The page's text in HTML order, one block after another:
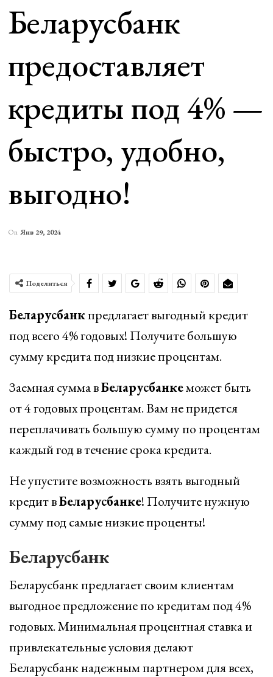
Беларусбанк
предоставляет
кредиты под 4% —
быстро, удобно,
выгодно!
On Янв 29, 2024
Поделиться
Беларусбанкпредлагает выгодный кредит
под всего 4% годовых! Получите большую
сумму кредита под низкие процентам.
Заемная сумма вБеларусбанкеможет быть
от 4 годовых процентам. Вам не придется
переплачивать большую сумму по процентам
каждый год в течение срока кредита.
Не упустите возможность взять выгодный
кредит вБеларусбанке! Получите нужную
сумму под самые низкие проценты!
Беларусбанк
Беларусбанк предлагает своим клиентам
выгодное предложение по кредитам под 4%
годовых. Минимальная процентная ставка и
привлекательные условия делают
Беларусбанк надежным партнером для всех,